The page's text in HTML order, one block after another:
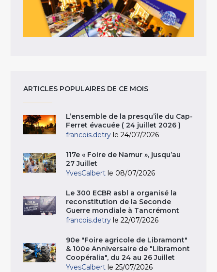
ARTICLES POPULAIRES DE CE MOIS
L’ensemble de la presqu’île du Cap-
Ferret évacuée ( 24 juillet 2026 )
francois.detry le 24/07/2026
117e « Foire de Namur », jusqu’au
27 Juillet
YvesCalbert le 08/07/2026
Le 300 ECBR asbl a organisé la
reconstitution de la Seconde
Guerre mondiale à Tancrémont
francois.detry le 22/07/2026
90e "Foire agricole de Libramont"
& 100e Anniversaire de "Libramont
Coopéralia", du 24 au 26 Juillet
YvesCalbert le 25/07/2026